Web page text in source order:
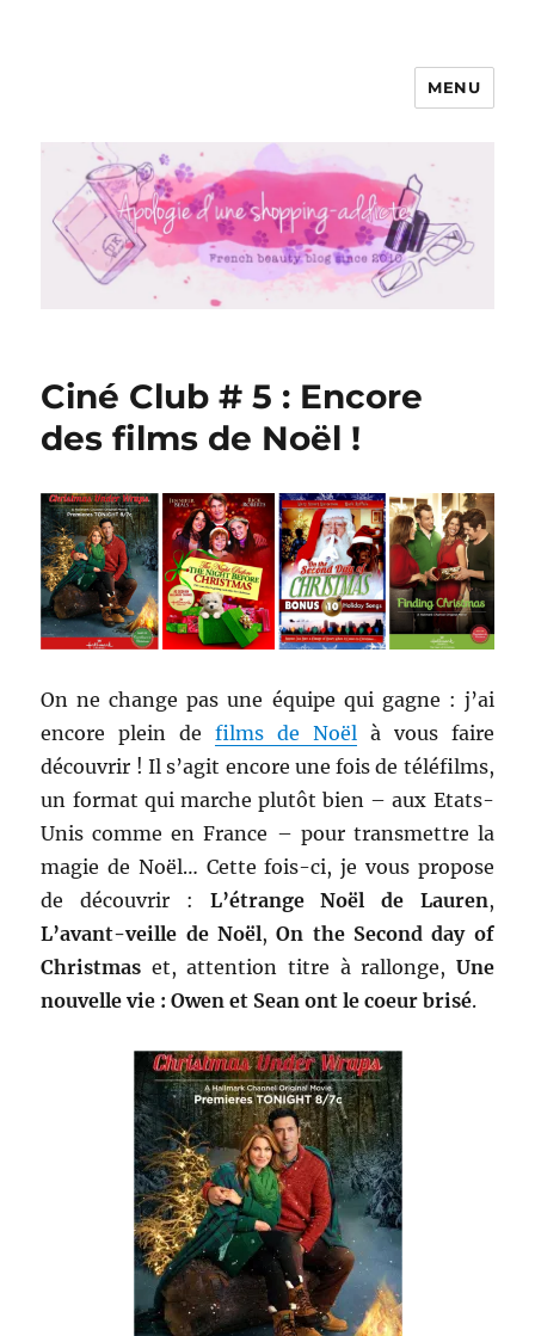
Apologie d'une Shopping-addicte
MENU
Ciné Club # 5 : Encore
des films de Noël !
On ne change pas une équipe qui gagne : j’ai
encore plein defilms de Noëlà vous faire
découvrir ! Il s’agit encore une fois de téléfilms,
un format qui marche plutôt bien – aux Etats-
Unis comme en France – pour transmettre la
magie de Noël… Cette fois-ci, je vous propose
de découvrir : L’étrange Noël de Lauren,
L’avant-veille de Noël,On the Second day of
Christmas et, attention titre à rallonge, Une
nouvelle vie : Owen et Sean ont le coeur brisé.